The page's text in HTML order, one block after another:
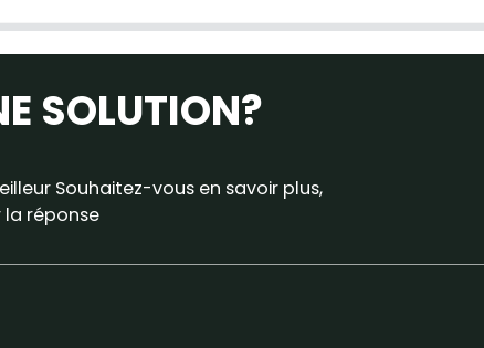
SOLUTION?
Souhaitez-vous en savoir plus,
la réponse